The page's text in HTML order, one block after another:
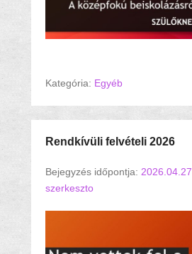
Kategória: Egyéb
Rendkívüli felvételi 2026
Bejegyzés időpontja: 2026.04.27
szerkeszto